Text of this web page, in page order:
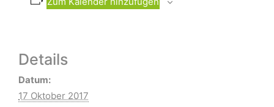
Details
Datum:
17 Oktober 2017